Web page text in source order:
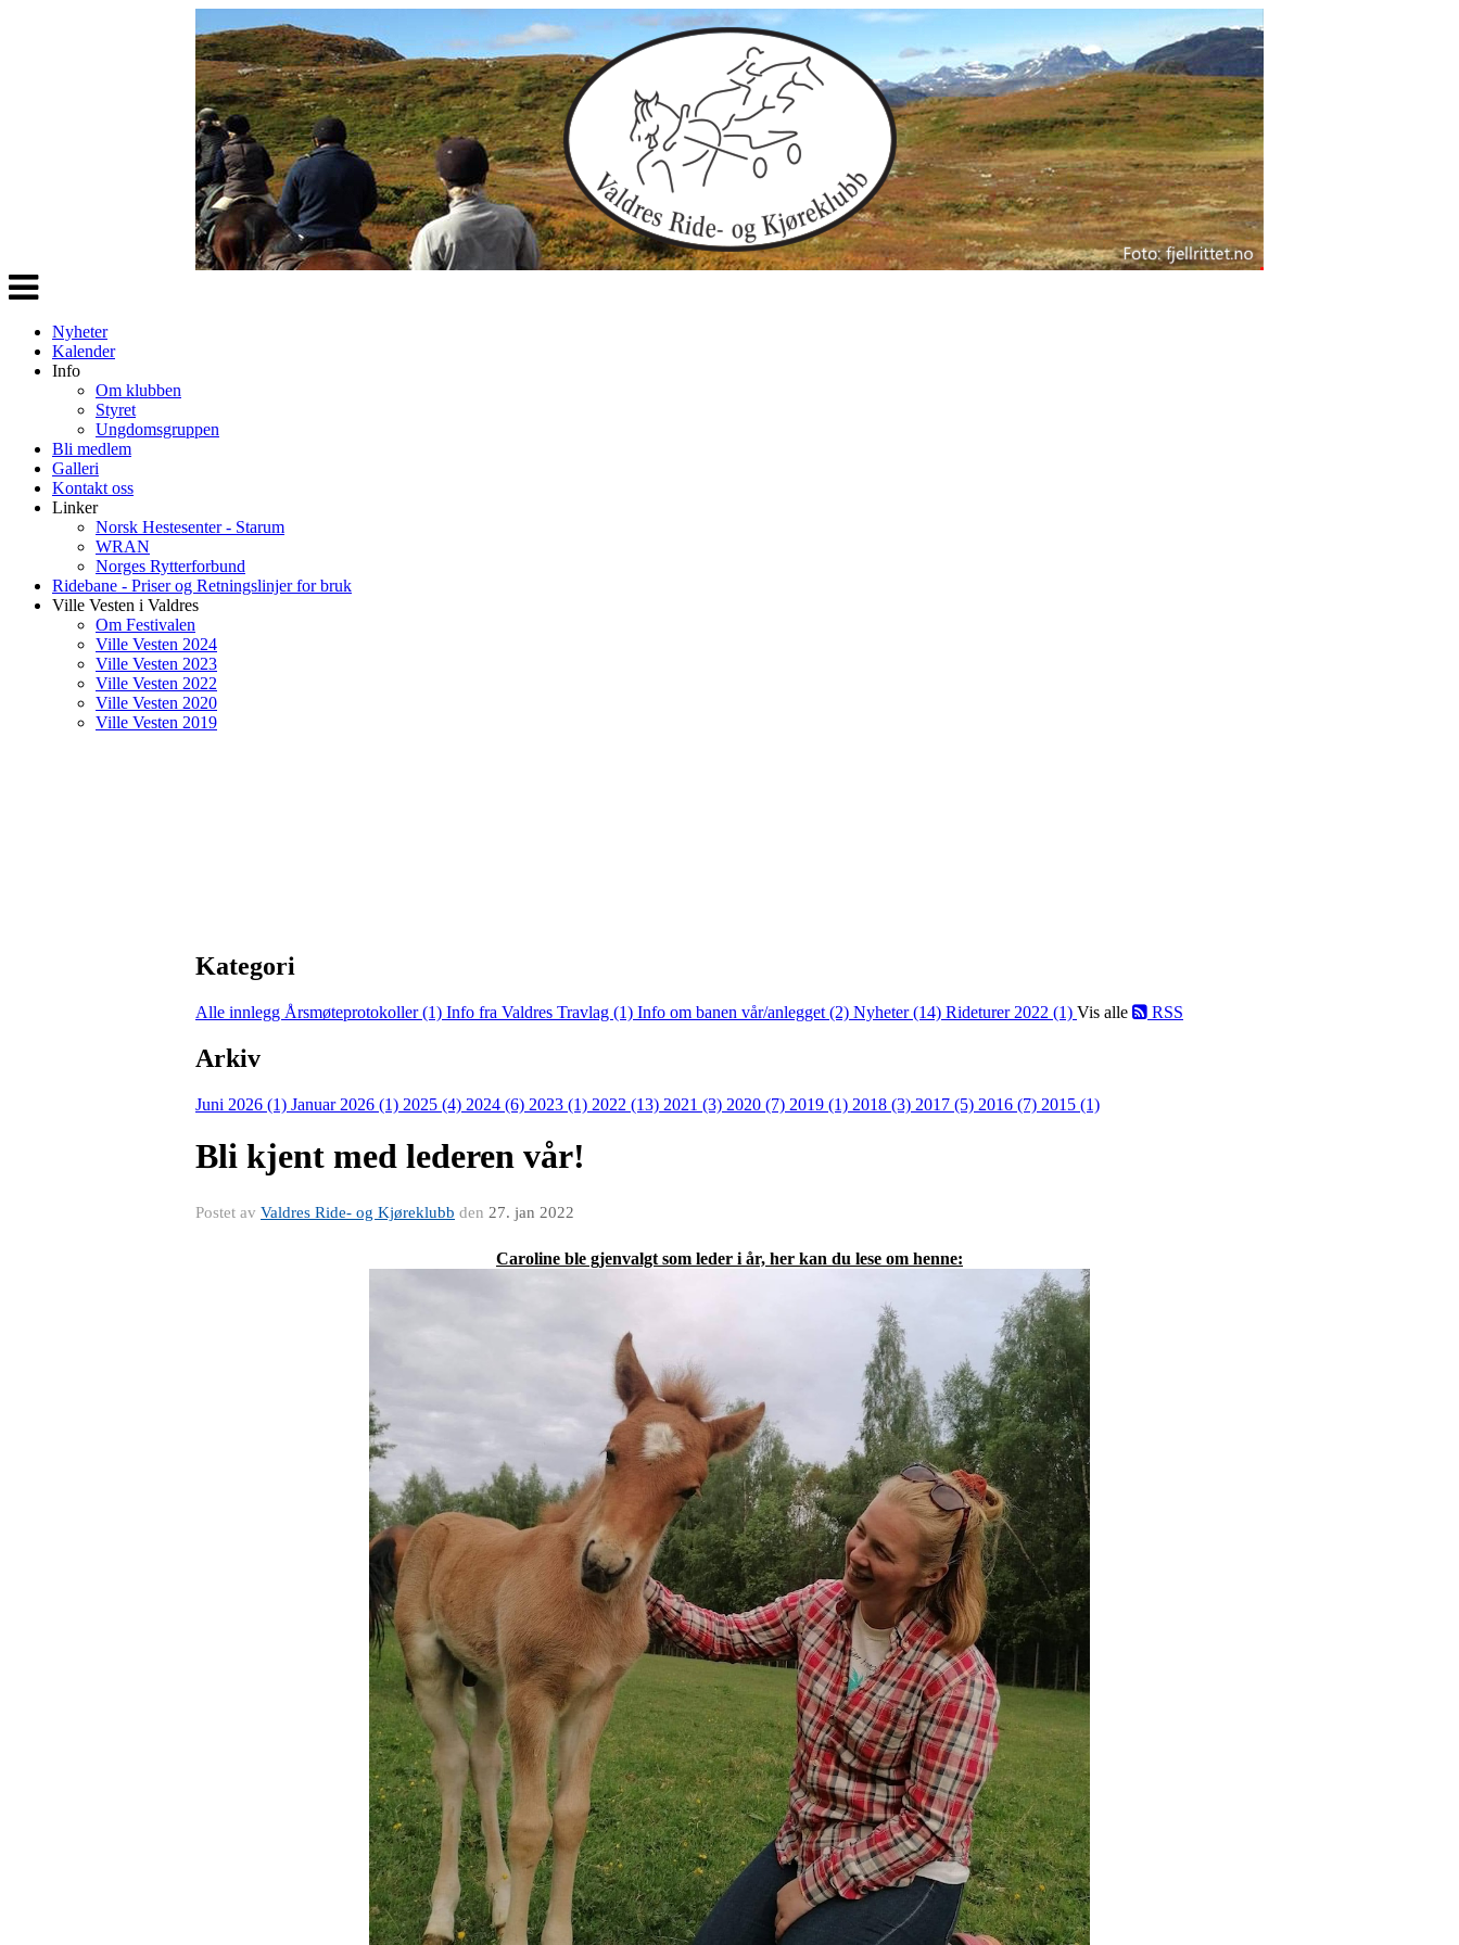
Veksle
navigasjon
Nyheter
Kalender
Info
Om klubben
Styret
Ungdomsgruppen
Bli medlem
Galleri
Kontakt oss
Linker
Norsk Hestesenter - Starum
WRAN
Norges Rytterforbund
Ridebane - Priser og Retningslinjer for bruk
Ville Vesten i Valdres
Om Festivalen
Ville Vesten 2024
Ville Vesten 2023
Ville Vesten 2022
Ville Vesten 2020
Ville Vesten 2019
Kategori
Alle innlegg Årsmøteprotokoller (1) Info fra Valdres Travlag (1) Info om banen vår/anlegget (2) Nyheter (14) Rideturer 2022 (1) Vis alle RSS
Arkiv
Juni 2026 (1) Januar 2026 (1) 2025 (4) 2024 (6) 2023 (1) 2022 (13) 2021 (3) 2020 (7) 2019 (1) 2018 (3) 2017 (5) 2016 (7) 2015 (1)
Bli kjent med lederen vår!
Postet av Valdres Ride- og Kjøreklubb den 27. jan 2022
Caroline ble gjenvalgt som leder i år, her kan du lese om henne: